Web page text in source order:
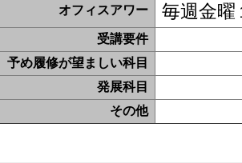
オフィスアワー 毎週金曜
受講要件
予め履修が望ましい科目
発展科目
その他